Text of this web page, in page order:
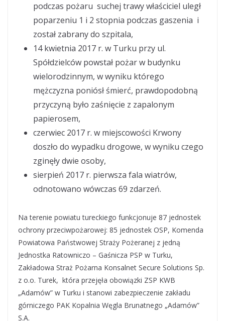
podczas pożaru suchej trawy właściciel uległ
poparzeniu 1 i 2 stopnia podczas gaszenia i
został zabrany do szpitala,
14 kwietnia 2017 r. w Turku przy ul.
Spółdzielców powstał pożar w budynku
wielorodzinnym, w wyniku którego
mężczyzna poniósł śmierć, prawdopodobną
przyczyną było zaśnięcie z zapalonym
papierosem,
czerwiec 2017 r. w miejscowości Krwony
doszło do wypadku drogowe, w wyniku czego
zginęły dwie osoby,
sierpień 2017 r. pierwsza fala wiatrów,
odnotowano wówczas 69 zdarzeń.
Na terenie powiatu tureckiego funkcjonuje 87 jednostek
ochrony przeciwpożarowej: 85 jednostek OSP, Komenda
Powiatowa Państwowej Straży Pożeranej z jedną
Jednostka Ratowniczo – Gaśnicza PSP w Turku,
Zakładowa Straż Pożarna Konsalnet Secure Solutions Sp.
z o.o. Turek, która przejęła obowiązki ZSP KWB
„Adamów” w Turku i stanowi zabezpieczenie zakładu
górniczego PAK Kopalnia Węgla Brunatnego „Adamów”
S.A.